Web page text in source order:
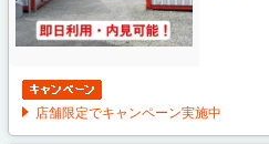
店舗限定でキャンペーン実施中